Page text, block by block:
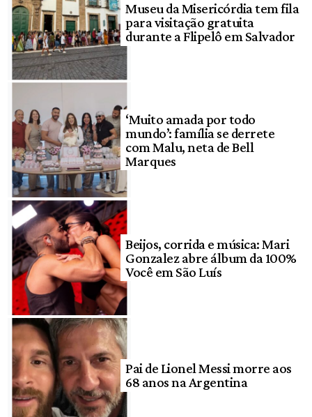
Museu da Misericórdia tem fila
para visitação gratuita
durante a Flipelô em Salvador
‘Muito amada por todo
mundo’: família se derrete
com Malu, neta de Bell
Marques
Beijos, corrida e música: Mari
Gonzalez abre álbum da 100%
Você em São Luís
Pai de Lionel Messi morre aos
68 anos na Argentina